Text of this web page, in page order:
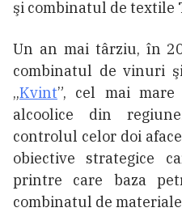
şi combinatul de textile
Un an mai târziu, în
combinatul de vinuri
„Kvint”, cel mai
alcoolice din
controlul celor doi
obiective strategice
printre care baza
combinatul de